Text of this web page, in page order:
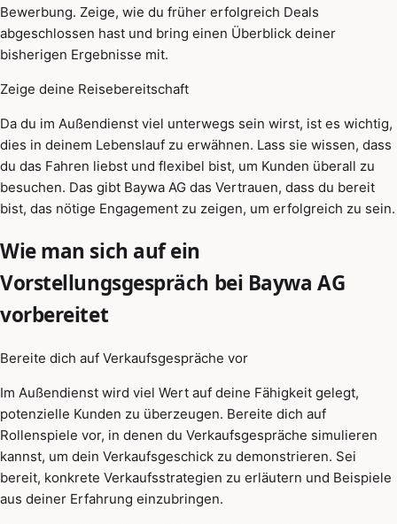
Bewerbung. Zeige, wie du früher erfolgreich Deals
abgeschlossen hast und bring einen Überblick deiner
bisherigen Ergebnisse mit.
Zeige deine Reisebereitschaft
Da du im Außendienst viel unterwegs sein wirst, ist es wichtig,
dies in deinem Lebenslauf zu erwähnen. Lass sie wissen, dass
du das Fahren liebst und flexibel bist, um Kunden überall zu
besuchen. Das gibt Baywa AG das Vertrauen, dass du bereit
bist, das nötige Engagement zu zeigen, um erfolgreich zu sein.
Wie man sich auf ein
Vorstellungsgespräch bei Baywa AG
vorbereitet
Bereite dich auf Verkaufsgespräche vor
Im Außendienst wird viel Wert auf deine Fähigkeit gelegt,
potenzielle Kunden zu überzeugen. Bereite dich auf
Rollenspiele vor, in denen du Verkaufsgespräche simulieren
kannst, um dein Verkaufsgeschick zu demonstrieren. Sei
bereit, konkrete Verkaufsstrategien zu erläutern und Beispiele
aus deiner Erfahrung einzubringen.